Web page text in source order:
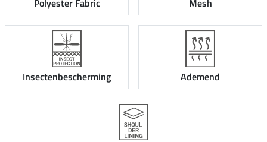
Polyester Fabric Mesh
Insectenbescherming Ademend